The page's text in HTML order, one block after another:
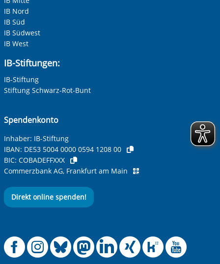
IB Nord
IB Süd
IB Südwest
IB West
IB-Stiftungen:
IB-Stiftung
Stiftung Schwarz-Rot-Bunt
Spendenkonto
Inhaber: IB-Stiftung
IBAN: DE53 5004 0000 0594 1208 00
BIC: COBADEFFXXX
Commerzbank AG, Frankfurt am Main
Direkt online spenden!
Offizielle
Offizielle
Offizielle
Offizielle
Offizielle